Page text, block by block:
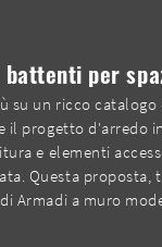
per
su un ricco
il progetto d'arredo
e elementi
Questa
Armadi a muro